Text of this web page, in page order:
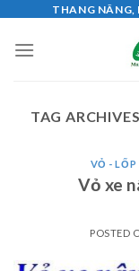
content
THANG NÂNG,
TAG
VỎ - LỐP
Vỏ xe
POSTED